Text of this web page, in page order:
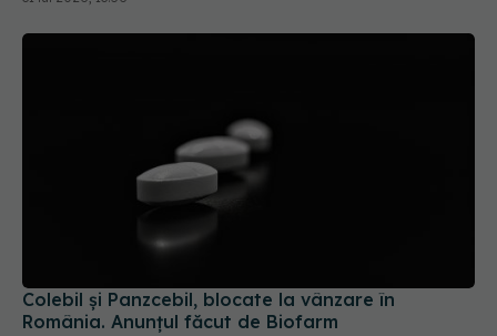
România. Anunțul făcut de Biofarm
04 aug 2026, 19:47